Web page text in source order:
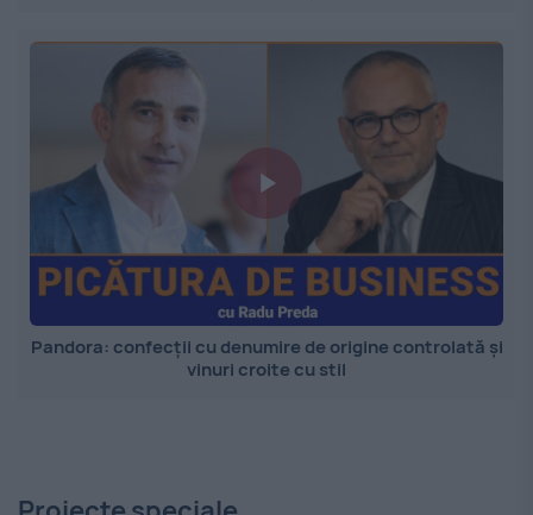
Pandora: confecții cu denumire de origine controlată și
vinuri croite cu stil